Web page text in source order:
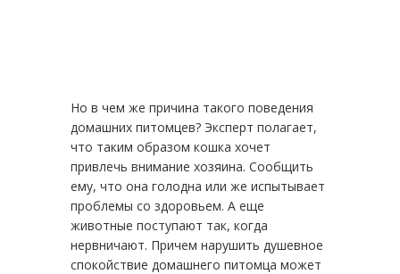
Но в чем же причина такого поведения
домашних питомцев? Эксперт полагает,
что таким образом кошка хочет
привлечь внимание хозяина. Сообщить
ему, что она голодна или же испытывает
проблемы со здоровьем. А еще
животные поступают так, когда
нервничают. Причем нарушить душевное
спокойствие домашнего питомца может